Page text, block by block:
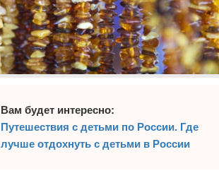
Вам будет интересно:
Путешествия с детьми по России. Где
лучше отдохнуть с детьми в России